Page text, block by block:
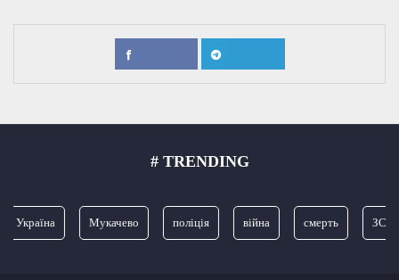
# TRENDING
Мукачево поліція смерть